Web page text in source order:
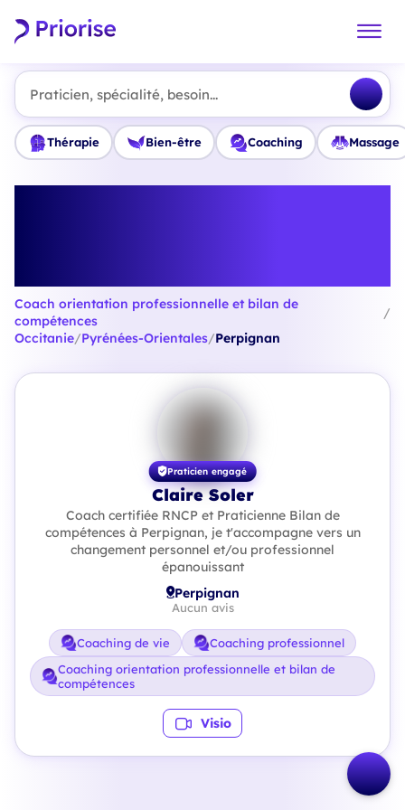
Praticien, spécialité, besoin...
Thérapie Bien-être Coaching Massage
Coach orientation professionnelle et bilan de
compétences
/
Occitanie/Pyrénées-Orientales/Perpignan
Praticien engagé
Claire Soler
Coach certifiée RNCP et Praticienne Bilan de
compétences à Perpignan, je t'accompagne vers un
changement personnel et/ou professionnel
épanouissant
Perpignan
Aucun avis
Coaching de vie
Coaching professionnel
Coaching orientation professionnelle et bilan de
compétences
Visio